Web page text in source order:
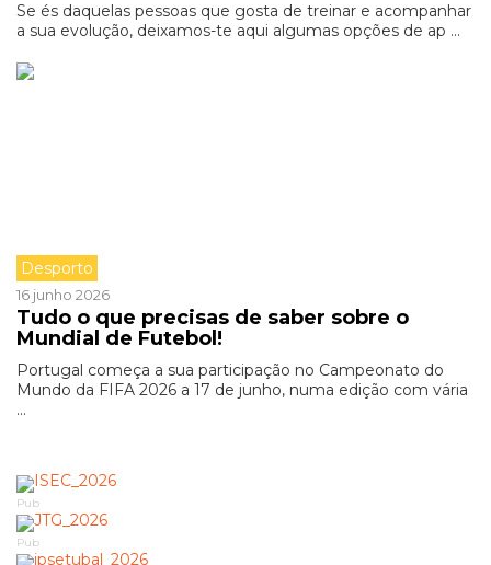
Se és daquelas pessoas que gosta de treinar e acompanhar
a sua evolução, deixamos-te aqui algumas opções de ap ...
Desporto
16 junho 2026
Tudo o que precisas de saber sobre o
Mundial de Futebol!
Portugal começa a sua participação no Campeonato do
Mundo da FIFA 2026 a 17 de junho, numa edição com vária
...
Pub
Pub